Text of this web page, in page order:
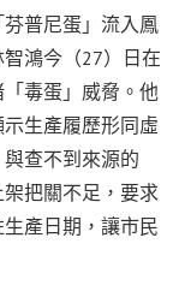
芬普尼蛋」流入鳳
鴻今（27）日在
毒蛋」威脅。他
生產履歷形同虛
查不到來源的
架把關不足，要求
產日期，讓市民